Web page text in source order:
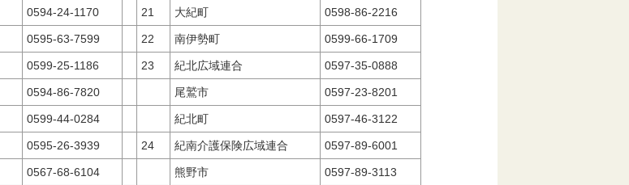
0594-24-1170 21 大紀町 0598-86-2216
0595-63-7599 22 南伊勢町 0599-66-1709
0599-25-1186 23 紀北広域連合 0597-35-0888
0594-86-7820 尾鷲市 0597-23-8201
0599-44-0284 紀北町 0597-46-3122
0595-26-3939 24 紀南介護保険広域連合 0597-89-6001
0567-68-6104 熊野市 0597-89-3113